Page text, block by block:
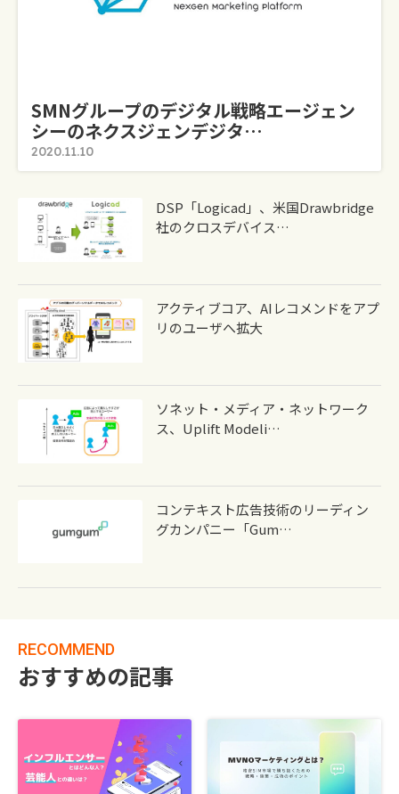
SMNグループのデジタル戦略エージェン
シーのネクスジェンデジタ…
2020.11.10
DSP「Logicad」、米国Drawbridge
社のクロスデバイス…
アクティブコア、AIレコメンドをアプ
リのユーザへ拡大
ソネット・メディア・ネットワーク
ス、Uplift Modeli…
コンテキスト広告技術のリーディン
グカンパニー「Gum…
RECOMMEND
おすすめの記事